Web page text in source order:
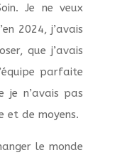
Je ne veux
2024, j’avais
que j’avais
parfaite
n’avais pas
et de moyens.
le monde